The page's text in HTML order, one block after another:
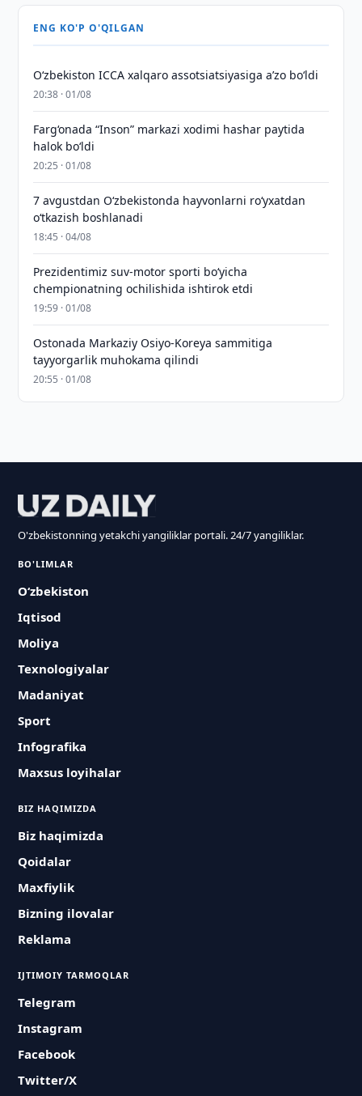
ENG KO'P O'QILGAN
O‘zbekiston ICCA xalqaro assotsiatsiyasiga aʼzo bo‘ldi
20:38 · 01/08
Farg‘onada “Inson” markazi xodimi hashar paytida
halok bo‘ldi
20:25 · 01/08
7 avgustdan O‘zbekistonda hayvonlarni ro‘yxatdan
o‘tkazish boshlanadi
18:45 · 04/08
Prezidentimiz suv-motor sporti bo‘yicha
chempionatning ochilishida ishtirok etdi
19:59 · 01/08
Ostonada Markaziy Osiyo-Koreya sammitiga
tayyorgarlik muhokama qilindi
20:55 · 01/08
O'zbekistonning yetakchi yangiliklar portali. 24/7 yangiliklar.
BO'LIMLAR
O‘zbekiston
Iqtisod
Moliya
Texnologiyalar
Madaniyat
Sport
Infografika
Maxsus loyihalar
BIZ HAQIMIZDA
Biz haqimizda
Qoidalar
Maxfiylik
Bizning ilovalar
Reklama
IJTIMOIY TARMOQLAR
Telegram
Instagram
Facebook
Twitter/X